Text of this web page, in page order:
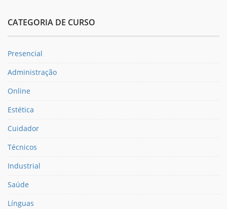
CATEGORIA DE CURSO
Presencial
Administração
Online
Estética
Cuidador
Técnicos
Industrial
Saúde
Línguas